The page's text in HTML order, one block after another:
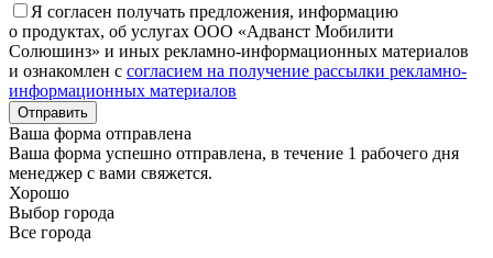
Я согласен получать предложения, информацию
о продуктах, об услугах ООО «Адванст Мобилити
Солюшинз» и иных рекламно-информационных материалов
и ознакомлен с согласием на получение рассылки рекламно-
информационных материалов
Отправить
Ваша форма отправлена
Ваша форма успешно отправлена, в течение 1 рабочего дня
менеджер с вами свяжется.
Хорошо
Выбор города
Все города